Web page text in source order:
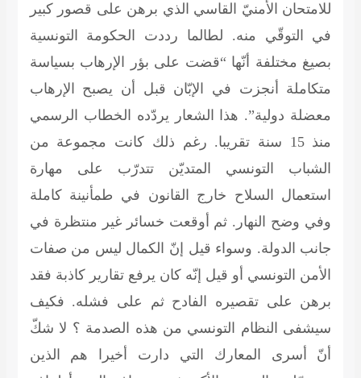
للامتحان الأمنيّ القاسي الذي برهن على قصور كبير
في التوقّي منه. لطالما رددت الحكومة التونسية
بصيغ مختلفة أنّها “قضت على بؤر الإرهاب بسياسة
متكاملة أنجزت في الإبّان قبل أن يصبح الإرهاب
معضلة دولية”. هذا الشعار يردّده الخطاب الرسمي
منذ 15 سنة تقريبا. رغم ذلك كانت مجموعة من
الشباب التونسي المتديّن تتدرّب على مهارة
استعمال السلاح خارج القانون في طمأنينة كاملة
وفي وضح النهار. ثم أوقعت خسائر غير منتظرة في
جانب الدولة. وسواء قيل إنّ الكمال ليس من صفات
الأمن التونسي أو قيل إنّه كان يرفع تقارير كاذبة فقد
برهن على تقصيره الفادح ثم على فشله. فكيف
سيشفى النظام التونسي من هذه الصدمة ؟ لا شكّ
أنّ أسرى المعارك التي دارت أخيرا هم الذين